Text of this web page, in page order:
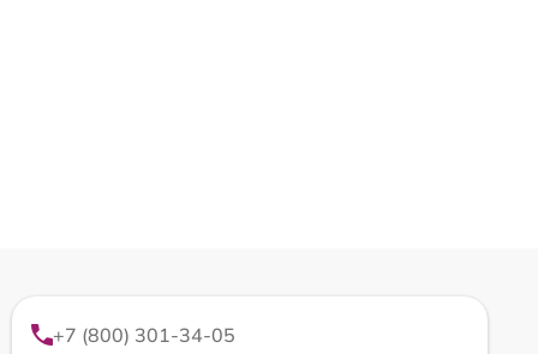
+7 (800) 301-34-05